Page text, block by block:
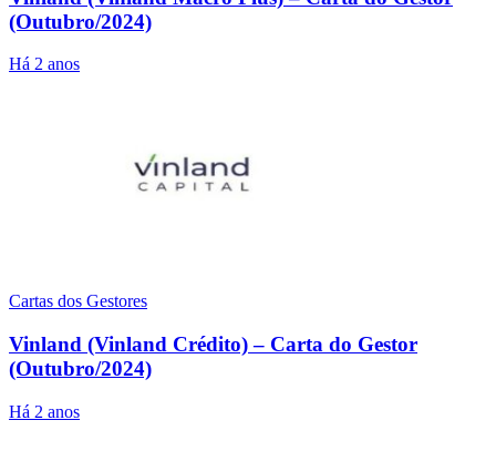
(Outubro/2024)
Há 2 anos
Cartas dos Gestores
Vinland (Vinland Crédito) – Carta do Gestor
(Outubro/2024)
Há 2 anos